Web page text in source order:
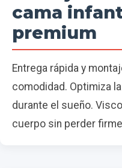
cama
premium
Entrega rápida y
comodidad. Optimiza
durante el sueño.
cuerpo sin perder